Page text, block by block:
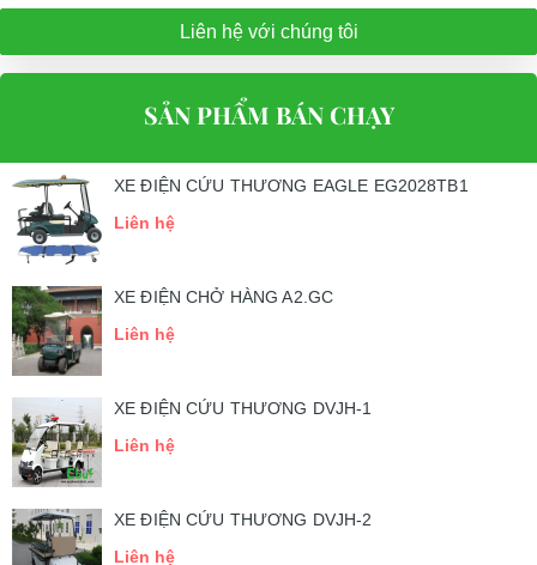
Liên hệ với chúng tôi
SẢN PHẨM BÁN CHẠY
XE ĐIỆN CỨU THƯƠNG EAGLE EG2028TB1
Liên hệ
XE ĐIỆN CHỞ HÀNG A2.GC
Liên hệ
XE ĐIỆN CỨU THƯƠNG DVJH-1
Liên hệ
XE ĐIỆN CỨU THƯƠNG DVJH-2
Liên hệ